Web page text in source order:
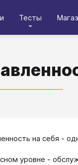
Тесты
на себя -
уровне -